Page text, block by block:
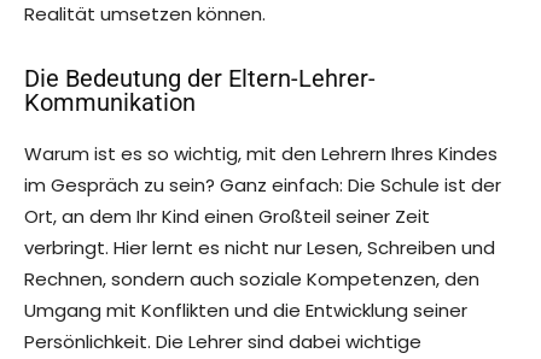
Realität umsetzen können.
Die Bedeutung der Eltern-Lehrer-
Kommunikation
Warum ist es so wichtig, mit den Lehrern Ihres Kindes
im Gespräch zu sein? Ganz einfach: Die Schule ist der
Ort, an dem Ihr Kind einen Großteil seiner Zeit
verbringt. Hier lernt es nicht nur Lesen, Schreiben und
Rechnen, sondern auch soziale Kompetenzen, den
Umgang mit Konflikten und die Entwicklung seiner
Persönlichkeit. Die Lehrer sind dabei wichtige